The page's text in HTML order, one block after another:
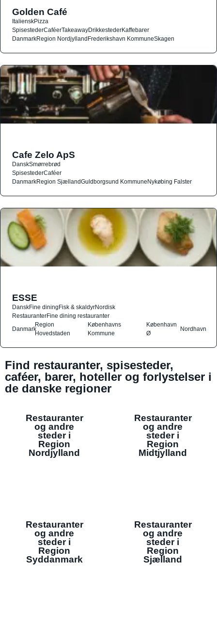
Golden Café
ItalienskPizza
SpisestederCaféerTakeawayDrikkestederKaffebarer
DanmarkRegion NordjyllandFrederikshavn KommuneSkagen
Cafe Zelo ApS
DanskSmørrebrød
SpisestederCaféer
DanmarkRegion SjællandGuldborgsund KommuneNykøbing Falster
ESSE
DanskFine diningFisk & skaldyrNordisk
RestauranterFine dining restauranter
Danmark
Region
Hovedstaden
Københavns
Kommune
København
Ø
Nordhavn
Find restauranter, spisesteder,
caféer, barer, hoteller og forlystelser i
de danske regioner
Restauranter
og andre
steder i
Region
Nordjylland
Restauranter
og andre
steder i
Region
Midtjylland
Restauranter
og andre
steder i
Region
Syddanmark
Restauranter
og andre
steder i
Region
Sjælland